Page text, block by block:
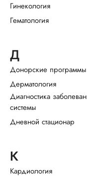
Гинекология
Гематология
Д
Донорские программы
Дерматология
Диагностика
системы
Дневной стационар
К
Кардиология